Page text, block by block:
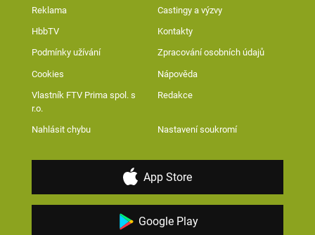
Reklama Castingy a výzvy
HbbTV Kontakty
Podmínky užívání Zpracování osobních údajů
Cookies Nápověda
Vlastník FTV Prima spol. s
r.o.
Redakce
Nahlásit chybu Nastavení soukromí
App Store
Google Play